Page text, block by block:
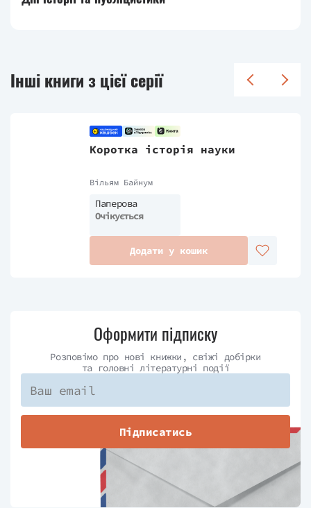
Інші книги з цієї серії
Коротка історія науки
Вільям Байнум
Паперова
Очікується
Додати у кошик
Оформити підписку
Розповімо про нові книжки, свіжі добірки
та головні літературні події
Підписатись